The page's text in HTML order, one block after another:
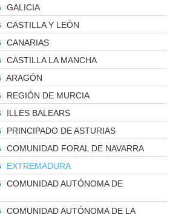
GALICIA
CASTILLA Y LEÓN
CANARIAS
CASTILLA LA MANCHA
ARAGÓN
REGIÓN DE MURCIA
ILLES BALEARS
PRINCIPADO DE ASTURIAS
COMUNIDAD FORAL DE NAVARRA
EXTREMADURA
COMUNIDAD AUTÓNOMA DE
COMUNIDAD AUTÓNOMA DE LA